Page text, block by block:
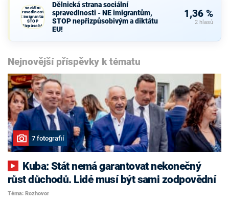
sociální
spravedlnosti -
NE imigrantům,
STOP
nepřizpůsobivým
a diktátu EU!
Dělnická strana sociální
spravedlnosti - NE imigrantům,
STOP nepřizpůsobivým a diktátu
EU!
1,36 %
2 hlasů
Nejnovější příspěvky k tématu
7 fotografií
růst důchodů. Lidé musí být sami zodpovědní
Téma: Rozhovor